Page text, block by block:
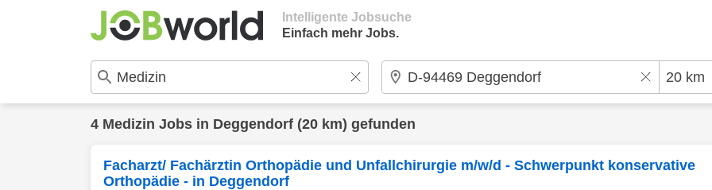
Intelligente Jobsuche
Einfach mehr Jobs.
4 Medizin Jobs in Deggendorf (20 km) gefunden
Facharzt/ Fachärztin Orthopädie und Unfallchirurgie m/w/d - Schwerpunkt konservative
Orthopädie - in Deggendorf